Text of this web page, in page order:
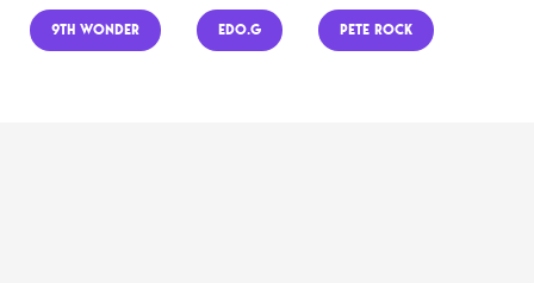
9TH WONDER EDO.G PETE ROCK